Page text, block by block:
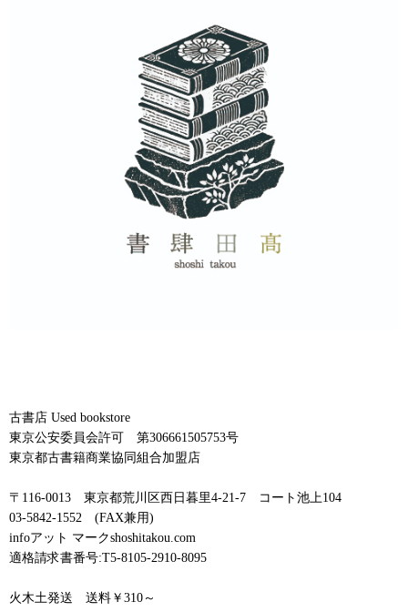
古書店 Used bookstore
東京公安委員会許可 第306661505753号
東京都古書籍商業協同組合加盟店
〒116-0013 東京都荒川区西日暮里4-21-7 コート池上104
03-5842-1552 (FAX兼用)
infoアット マークshoshitakou.com
適格請求書番号:T5-8105-2910-8095
火木土発送 送料￥310～